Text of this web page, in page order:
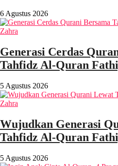
6 Agustus 2026
Generasi Cerdas
Tahfidz Al-Quran
5 Agustus 2026
Wujudkan Generasi
Tahfidz Al-Quran
5 Agustus 2026